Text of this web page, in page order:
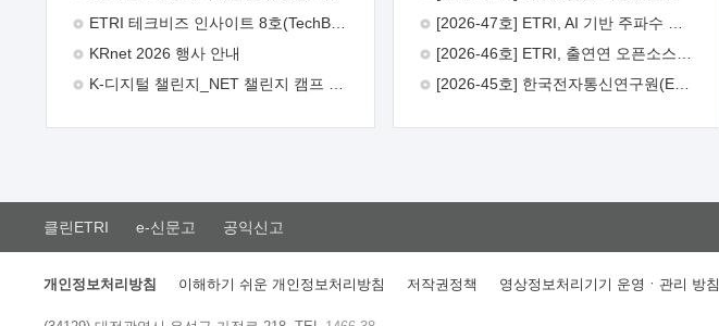
극대화하고, 지원기업을 강견기업으로
육성하고자 함.  신청자격: ETRI
ETRI 창업/연구소기업, 기술이전/출자기업
(2 ~ 3년차) 연봉의 40%  추진일정(1)
희망기업 신청/접수(2)희망인력-희망기업
매칭(3)현장조사/ 선정(심의)(4)협약체결
26일 9월초순 9월 중순 10월 이후*
ETRI 테크비즈 인사이트 8호(TechBiz Insight Vol.8) 발간
KRnet 2026 행사 안내
클린ETRI e-신문고 공익신고
개인정보처리방침 이해하기 쉬운 개인정보처리방침 저작권정책 영상정보처리기기 운영ㆍ관리 방침